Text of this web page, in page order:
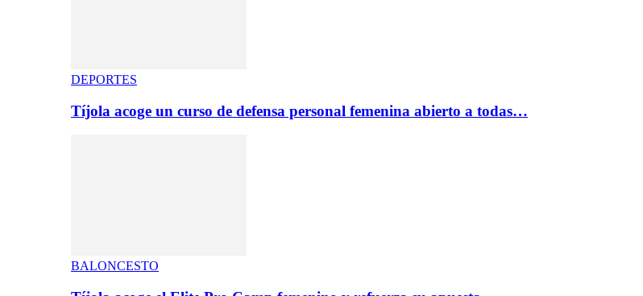
DEPORTES
Tíjola acoge un curso de defensa personal femenina abierto a todas…
BALONCESTO